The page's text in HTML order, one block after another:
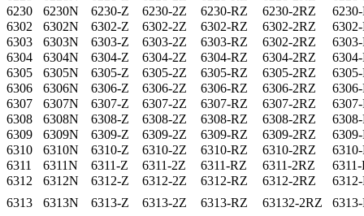
6230
6230N 6230-Z 6230-2Z 6230-RZ 6230-2RZ
6302
6302N 6302-Z 6302-2Z 6302-RZ 6302-2RZ
6303
6303N 6303-Z 6303-2Z 6303-RZ 6302-2RZ
6304
6304N 6304-Z 6304-2Z 6304-RZ 6304-2RZ
6305
6305N 6305-Z 6305-2Z 6305-RZ 6305-2RZ
6306
6306N 6306-Z 6306-2Z 6306-RZ 6306-2RZ
6307
6307N 6307-Z 6307-2Z 6307-RZ 6307-2RZ
6308
6308N 6308-Z 6308-2Z 6308-RZ 6308-2RZ
6309
6309N 6309-Z 6309-2Z 6309-RZ 6309-2RZ
6310
6310N 6310-Z 6310-2Z 6310-RZ 6310-2RZ
6311
6311N 6311-Z 6311-2Z 6311-RZ 6311-2RZ
6312
6312N 6312-Z 6312-2Z 6312-RZ 6312-2RZ
6313
6313N 6313-Z 6313-2Z 6313-RZ 63132-2RZ